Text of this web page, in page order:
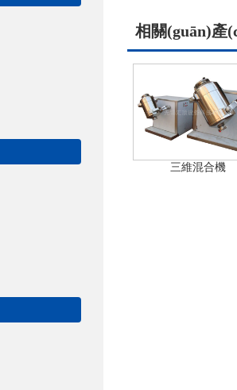
相關(guān)產
三維混合機